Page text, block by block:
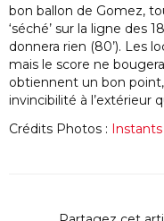
bon ballon de Gomez,
‘séché’ sur la ligne des
donnera rien (80’). Les
mais le score ne
obtiennent un bon
invincibilité à l’extérieur
Crédits Photos :